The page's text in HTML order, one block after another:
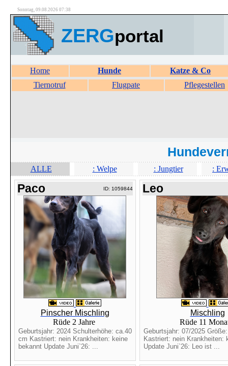
Sonntag, 09.08.2026 07:38
ZERGportal
Home Hunde
Katze & Co
Tiernotruf
Flugpate Pflegestellen
ALLE : Welpe : Jungtier :
Paco ID: 1059844
Pinscher Mischling
Rüde 2 Jahre
Geburtsjahr: 2024 Schulterhöhe: ca.40
cm Kastriert: nein Krankheiten: keine
bekannt Update Juni`26: ...
Leo
Mischling
Rüde 11
Geburtsjahr: 07/2025
Kastriert: nein Krankheiten:
Update Juni`26: Leo ist ...